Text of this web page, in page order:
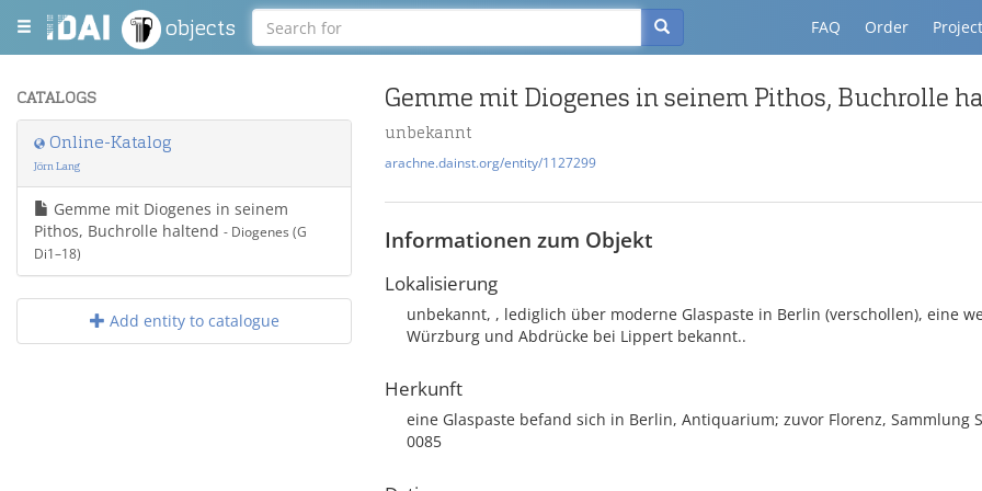
objects FAQ Order
CATALOGS
Online-Katalog
Jörn Lang
Gemme mit Diogenes in seinem
Pithos, Buchrolle haltend - Diogenes (G
Di1–18)
Add entity to catalogue
Gemme mit Diogenes in seinem Pithos, Buchrolle
unbekannt
arachne.dainst.org/entity/1127299
Informationen zum Objekt
Lokalisierung
unbekannt, , lediglich über moderne Glaspaste in Berlin (verschollen), eine
Würzburg und Abdrücke bei Lippert bekannt..
Herkunft
eine Glaspaste befand sich in Berlin, Antiquarium; zuvor Florenz, Sammlung
0085